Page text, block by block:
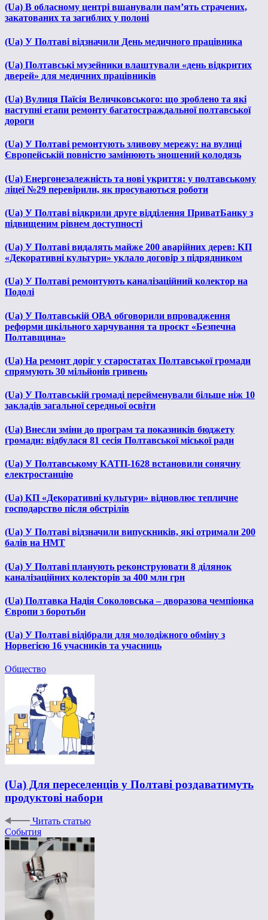
(Ua) В обласному центрі вшанували пам’ять страчених,
закатованих та загиблих у полоні
(Ua) У Полтаві відзначили День медичного працівника
(Ua) Полтавські музейники влаштували «день відкритих
дверей» для медичних працівників
(Ua) Вулиця Паїсія Величковського: що зроблено та які
наступні етапи ремонту багатостраждальної полтавської
дороги
(Ua) У Полтаві ремонтують зливову мережу: на вулиці
Європейській повністю замінюють зношений колодязь
(Ua) Енергонезалежність та нові укриття: у полтавському
ліцеї №29 перевірили, як просуваються роботи
(Ua) У Полтаві відкрили друге відділення ПриватБанку з
підвищеним рівнем доступності
(Ua) У Полтаві видалять майже 200 аварійних дерев: КП
«Декоративні культури» уклало договір з підрядником
(Ua) У Полтаві ремонтують каналізаційний колектор на
Подолі
(Ua) У Полтавській ОВА обговорили впровадження
реформи шкільного харчування та проєкт «Безпечна
Полтавщина»
(Ua) На ремонт доріг у старостатах Полтавської громади
спрямують 30 мільйонів гривень
(Ua) У Полтавській громаді перейменували більше ніж 10
закладів загальної середньої освіти
(Ua) Внесли зміни до програм та показників бюджету
громади: відбулася 81 сесія Полтавської міської ради
(Ua) У Полтавському КАТП-1628 встановили сонячну
електростанцію
(Ua) КП «Декоративні культури» відновлює тепличне
господарство після обстрілів
(Ua) У Полтаві відзначили випускників, які отримали 200
балів на НМТ
(Ua) У Полтаві планують реконструювати 8 ділянок
каналізаційних колекторів за 400 млн грн
(Ua) Полтавка Надія Соколовська – дворазова чемпіонка
Європи з боротьби
(Ua) У Полтаві відібрали для молодіжного обміну з
Норвегією 16 учасників та учасниць
Общество
(Ua) Для переселенців у Полтаві роздаватимуть
продуктові набори
Читать статью
События